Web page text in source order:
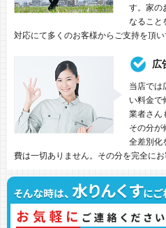
す。家の
なること
対応にて多くのお客様からご支持を頂い
広
当店では
い料金で
業者さん
その分が
全差別化
費は一切ありません。その分を完全に